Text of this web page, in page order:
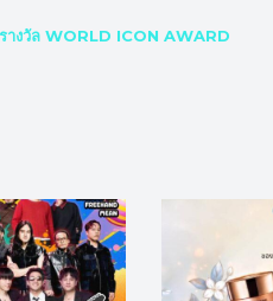
รางวัล WORLD ICON AWARD